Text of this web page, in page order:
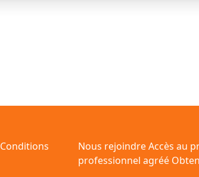
Conditions
Nous rejoindreAccès au
professionnel agréé